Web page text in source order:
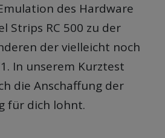
des Hardware
Strips RC 500 zu der
der vielleicht noch
In unserem Kurztest
die Anschaffung der
für dich lohnt.